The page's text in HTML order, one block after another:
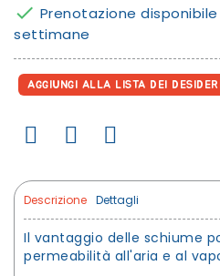
 Prenotazione
settimane
AGGIUNGI ALLA LISTA DEI DESIDERI
Descrizione Dettagli
Il vantaggio delle schiume
permeabilità all'aria e al